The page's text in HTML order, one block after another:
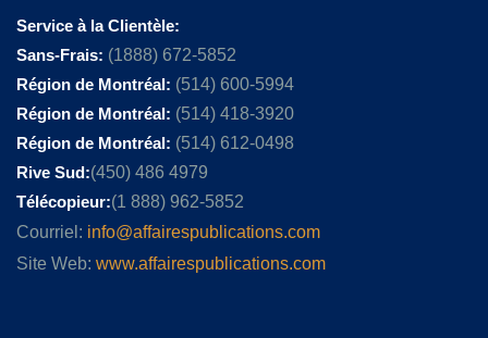
Service à la Clientèle:
Sans-Frais: (1888) 672-5852
Région de Montréal: (514) 600-5994
Région de Montréal: (514) 418-3920
Région de Montréal: (514) 612-0498
Rive Sud:(450) 486 4979
Télécopieur:(1 888) 962-5852
Courriel: info@affairespublications.com
Site Web: www.affairespublications.com